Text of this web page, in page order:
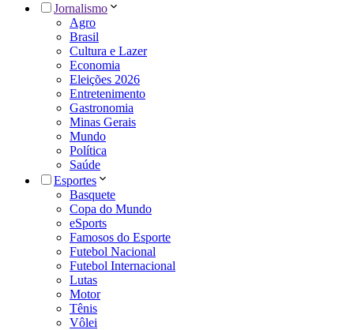
Jornalismo
Agro
Brasil
Cultura e Lazer
Economia
Eleições 2026
Entretenimento
Gastronomia
Minas Gerais
Mundo
Política
Saúde
Esportes
Basquete
Copa do Mundo
eSports
Famosos do Esporte
Futebol Nacional
Futebol Internacional
Lutas
Motor
Tênis
Vôlei